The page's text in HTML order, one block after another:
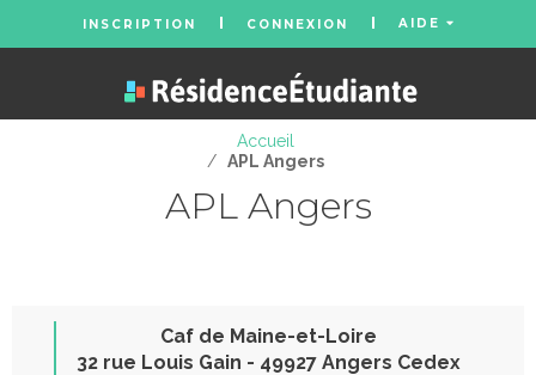
INSCRIPTION CONNEXION AIDE
Accueil
/ APL Angers
APL Angers
Caf de Maine-et-Loire
32 rue Louis Gain - 49927 Angers Cedex